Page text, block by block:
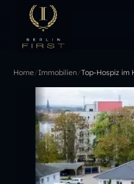
Home/Immobilien/